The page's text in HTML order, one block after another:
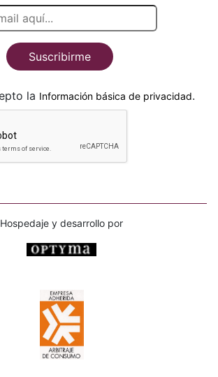
Suscribirme
He leido y acepto la Información básica de privacidad.
Hospedaje y desarrollo por